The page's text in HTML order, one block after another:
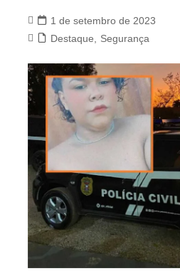
1 de setembro de 2023
Destaque
Segurança